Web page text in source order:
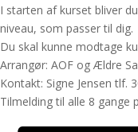
I starten af kurset bliver
niveau, som passer til dig.
Du skal kunne modtage
Arrangør: AOF og Ældre
Kontakt: Signe Jensen tlf.
Tilmelding til alle 8 gange